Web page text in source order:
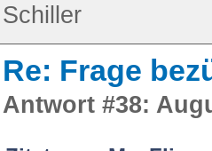
Schiller
Re: Frage
Antwort #38: